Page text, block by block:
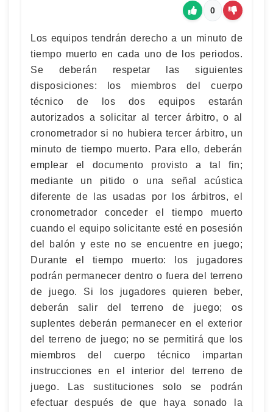
0
Los equipos tendrán derecho a un minuto de
tiempo muerto en cada uno de los periodos.
Se deberán respetar las siguientes
disposiciones: los miembros del cuerpo
técnico de los dos equipos estarán
autorizados a solicitar al tercer árbitro, o al
cronometrador si no hubiera tercer árbitro, un
minuto de tiempo muerto. Para ello, deberán
emplear el documento provisto a tal fin;
mediante un pitido o una señal acústica
diferente de las usadas por los árbitros, el
cronometrador conceder el tiempo muerto
cuando el equipo solicitante esté en posesión
del balón y este no se encuentre en juego;
Durante el tiempo muerto: los jugadores
podrán permanecer dentro o fuera del terreno
de juego. Si los jugadores quieren beber,
deberán salir del terreno de juego; os
suplentes deberán permanecer en el exterior
del terreno de juego; no se permitirá que los
miembros del cuerpo técnico impartan
instrucciones en el interior del terreno de
juego. Las sustituciones solo se podrán
efectuar después de que haya sonado la